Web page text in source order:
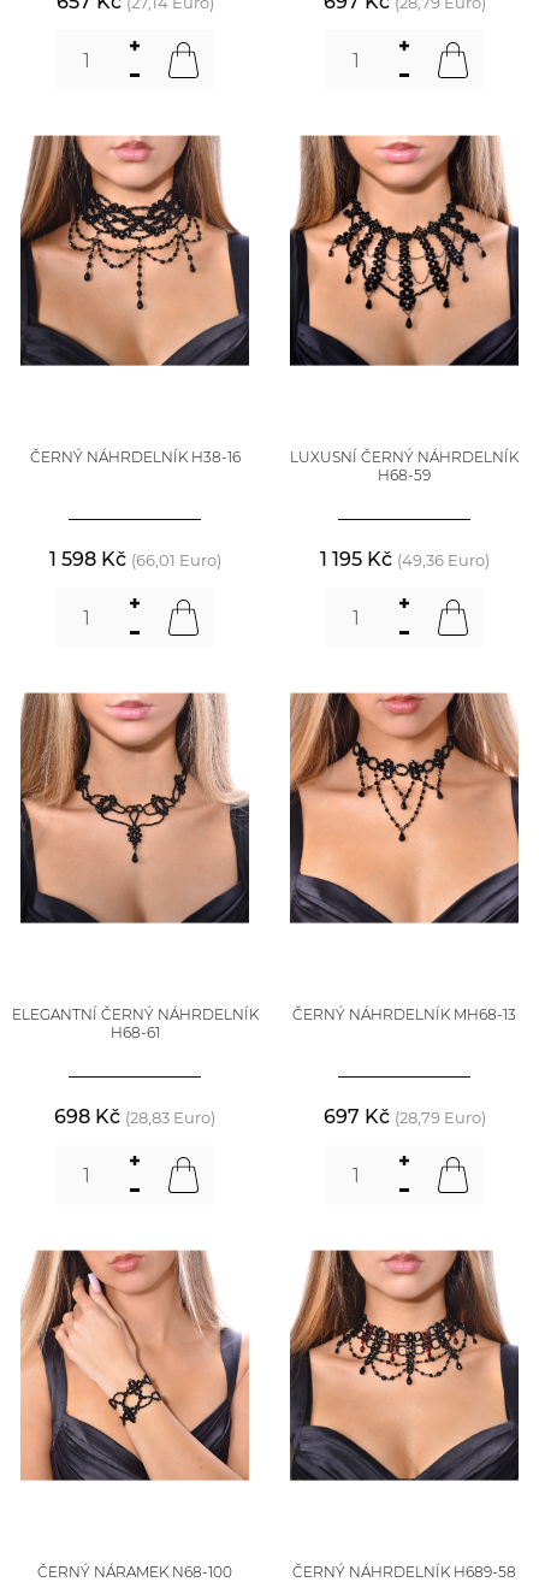
ČERNÝ NÁHRDELNÍK H38-16
1 598 Kč (66,01 Euro)
LUXUSNÍ ČERNÝ NÁHRDELNÍK
H68-59
1 195 Kč (49,36 Euro)
ELEGANTNÍ ČERNÝ NÁHRDELNÍK
H68-61
698 Kč (28,83 Euro)
ČERNÝ NÁHRDELNÍK MH68-13
697 Kč (28,79 Euro)
ČERNÝ NÁRAMEK N68-100 ČERNÝ NÁHRDELNÍK H689-58